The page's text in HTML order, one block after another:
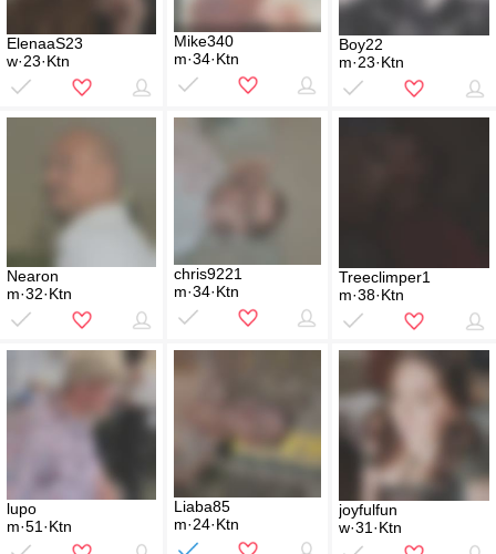
ElenaaS23
w·23·Ktn
Mike340
m·34·Ktn
Boy22
m·23·Ktn
Nearon
m·32·Ktn
chris9221
m·34·Ktn
Treeclimper1
m·38·Ktn
lupo
m·51·Ktn
Liaba85
m·24·Ktn
joyfulfun
w·31·Ktn